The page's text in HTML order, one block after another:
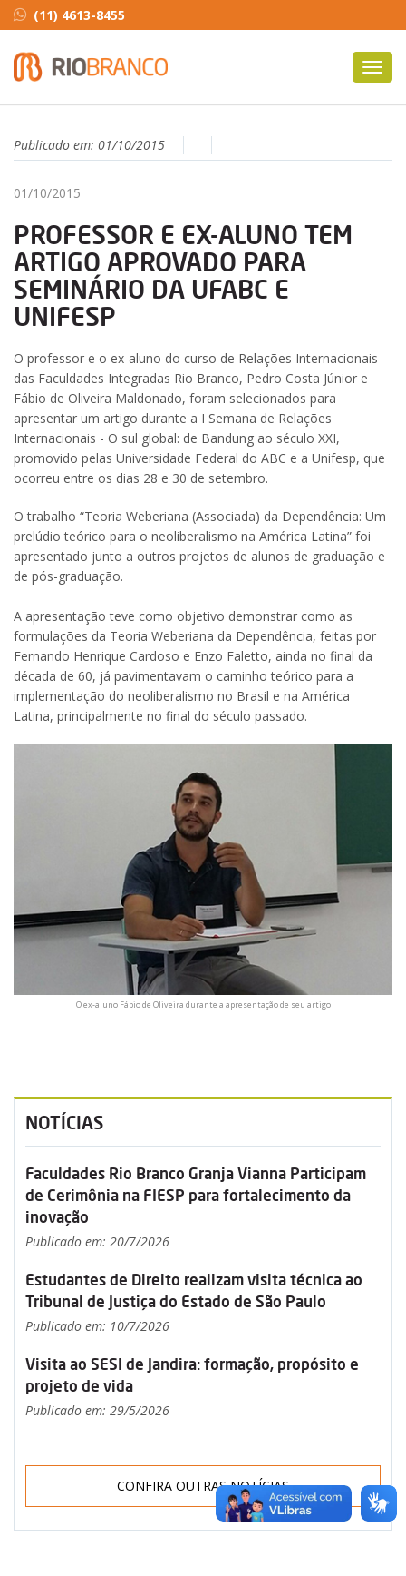
(11) 4613-8455
Publicado em: 01/10/2015
01/10/2015
PROFESSOR E EX-ALUNO TEM
ARTIGO APROVADO PARA
SEMINÁRIO DA UFABC E
UNIFESP
O professor e o ex-aluno do curso de Relações Internacionais
das Faculdades Integradas Rio Branco, Pedro Costa Júnior e
Fábio de Oliveira Maldonado, foram selecionados para
apresentar um artigo durante a I Semana de Relações
Internacionais - O sul global: de Bandung ao século XXI,
promovido pelas Universidade Federal do ABC e a Unifesp, que
ocorreu entre os dias 28 e 30 de setembro.
O trabalho “Teoria Weberiana (Associada) da Dependência: Um
prelúdio teórico para o neoliberalismo na América Latina” foi
apresentado junto a outros projetos de alunos de graduação e
de pós-graduação.
A apresentação teve como objetivo demonstrar como as
formulações da Teoria Weberiana da Dependência, feitas por
Fernando Henrique Cardoso e Enzo Faletto, ainda no final da
década de 60, já pavimentavam o caminho teórico para a
implementação do neoliberalismo no Brasil e na América
Latina, principalmente no final do século passado.
O ex-aluno Fábio de Oliveira durante a apresentação de seu artigo
NOTÍCIAS
Faculdades Rio Branco Granja Vianna Participam
de Cerimônia na FIESP para fortalecimento da
inovação
Publicado em: 20/7/2026
Estudantes de Direito realizam visita técnica ao
Tribunal de Justiça do Estado de São Paulo
Publicado em: 10/7/2026
Visita ao SESI de Jandira: formação, propósito e
projeto de vida
Publicado em: 29/5/2026
CONFIRA OUTRAS NOTÍCIAS